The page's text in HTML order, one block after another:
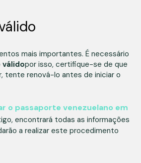
mais importantes. É necessário
por isso, certifique-se de que
tente renová-lo antes de iniciar o
o passaporte venezuelano em
encontrará todas as informações
a realizar este procedimento